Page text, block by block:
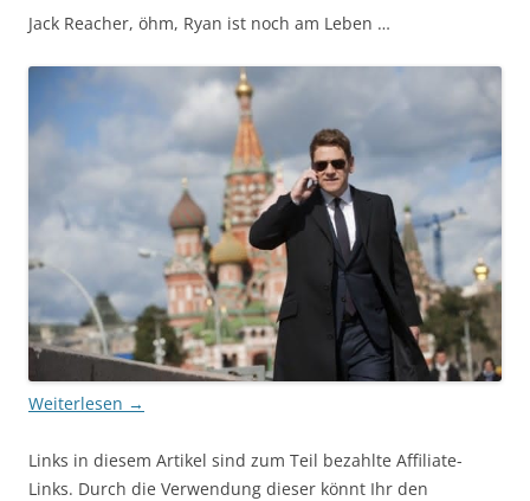
Jack Reacher, öhm, Ryan ist noch am Leben …
Weiterlesen →
Links in diesem Artikel sind zum Teil bezahlte Affiliate-
Links. Durch die Verwendung dieser könnt Ihr den